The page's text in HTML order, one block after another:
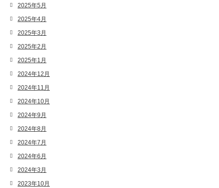
2025年5月
2025年4月
2025年3月
2025年2月
2025年1月
2024年12月
2024年11月
2024年10月
2024年9月
2024年8月
2024年7月
2024年6月
2024年3月
2023年10月